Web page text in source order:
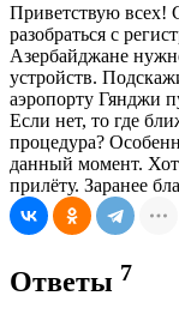
Приветствую всех!
разобраться с
Азербайджане
устройств.
аэропорту Гянджи
Если нет, то где
процедура?
данный момент.
прилёту. Заранее
Ответы 7